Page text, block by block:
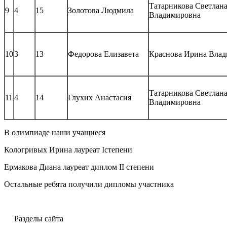
9 4 15 Золотова Людмила
Татарникова Светлана
Владимировна
103 13 Федорова Елизавета Краснова Ирина
11 4 14 Глухих Анастасия
Татарникова Светлана
Владимировна
В олимпиаде наши учащиеся
Кологривых Ирина лауреат Iстепени
Ермакова Диана лауреат диплом II степени
Остальные ребята получили дипломы участника
Разделы сайта